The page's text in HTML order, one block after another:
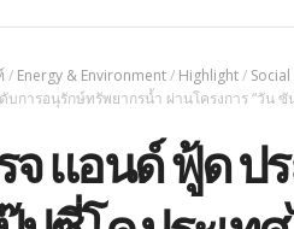
/ Energy & Environment/ Highlight/ Social
การอนุรักษ์ทรัพยากรน้ำ ผ่านโครงการ “วัน ซั
จ แอนด์ ฟู้ด ป